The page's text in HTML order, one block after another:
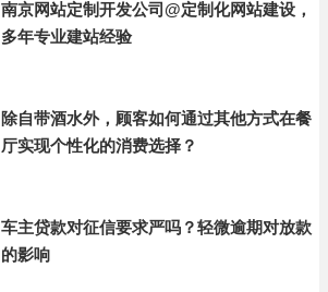
南京网站定制开发公司@定制化网站建设，
多年专业建站经验
除自带酒水外，顾客如何通过其他方式在餐
厅实现个性化的消费选择？
车主贷款对征信要求严吗？轻微逾期对放款
的影响